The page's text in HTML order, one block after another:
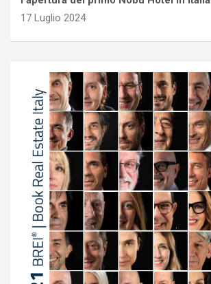
17 Luglio 2024